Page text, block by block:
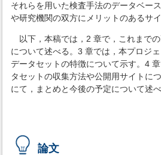
それらを用いた検査手法のデータベー
や研究機関の双方にメリットのあるサイ
以下，本稿では，2 章で，これまで
について述べる。3 章では，本プロジ
データセットの特徴について示す。4
タセットの収集方法や公開用サイトに
にて，まとめと今後の予定について述べ
論文